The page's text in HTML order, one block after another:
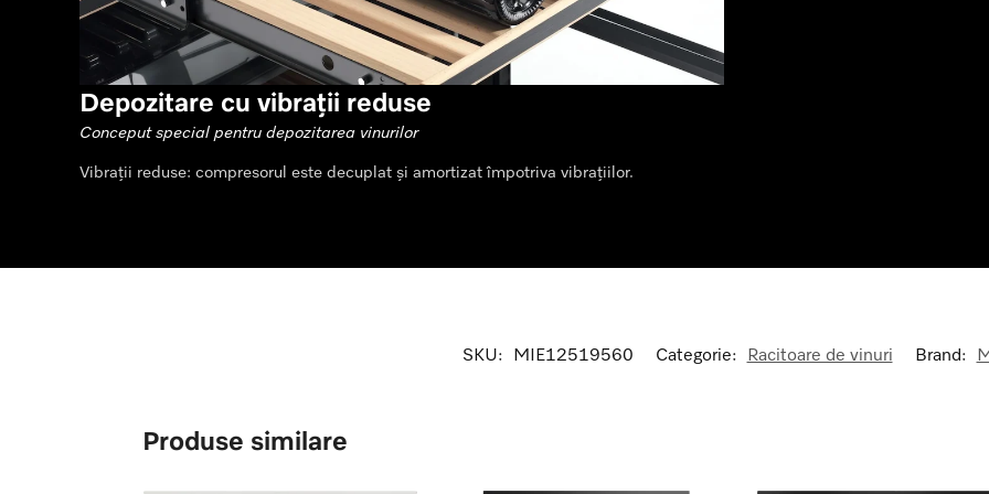
Depozitare cu vibrații reduse
Conceput special pentru depozitarea vinurilor
Vibrații reduse: compresorul este decuplat și amortizat împotriva vibrațiilor.
SKU: MIE12519560 Categorie: Racitoare de vinuri Brand:
Produse similare